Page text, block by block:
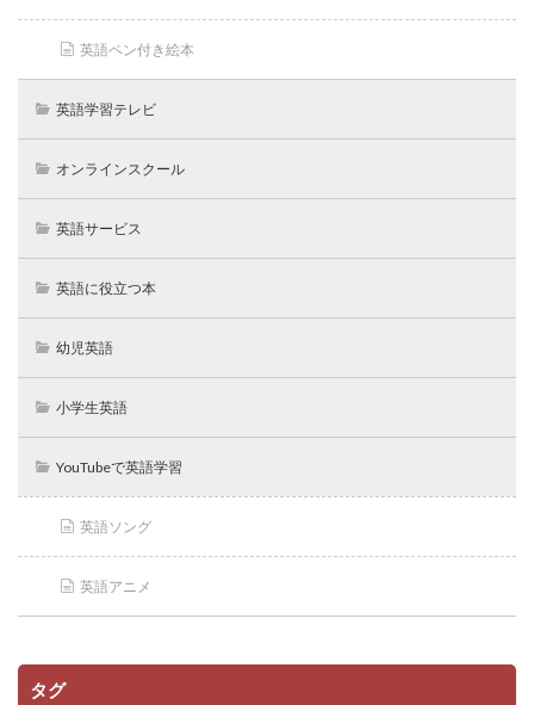
英語ペン付き絵本
英語学習テレビ
オンラインスクール
英語サービス
英語に役立つ本
幼児英語
小学生英語
YouTubeで英語学習
英語ソング
英語アニメ
タグ